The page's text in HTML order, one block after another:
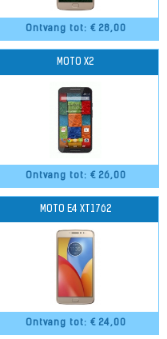
Ontvang tot: € 28,00
Ontvang tot: € 26,00
MOTO X2
Ontvang tot: € 24,00
MOTO E4 XT1762